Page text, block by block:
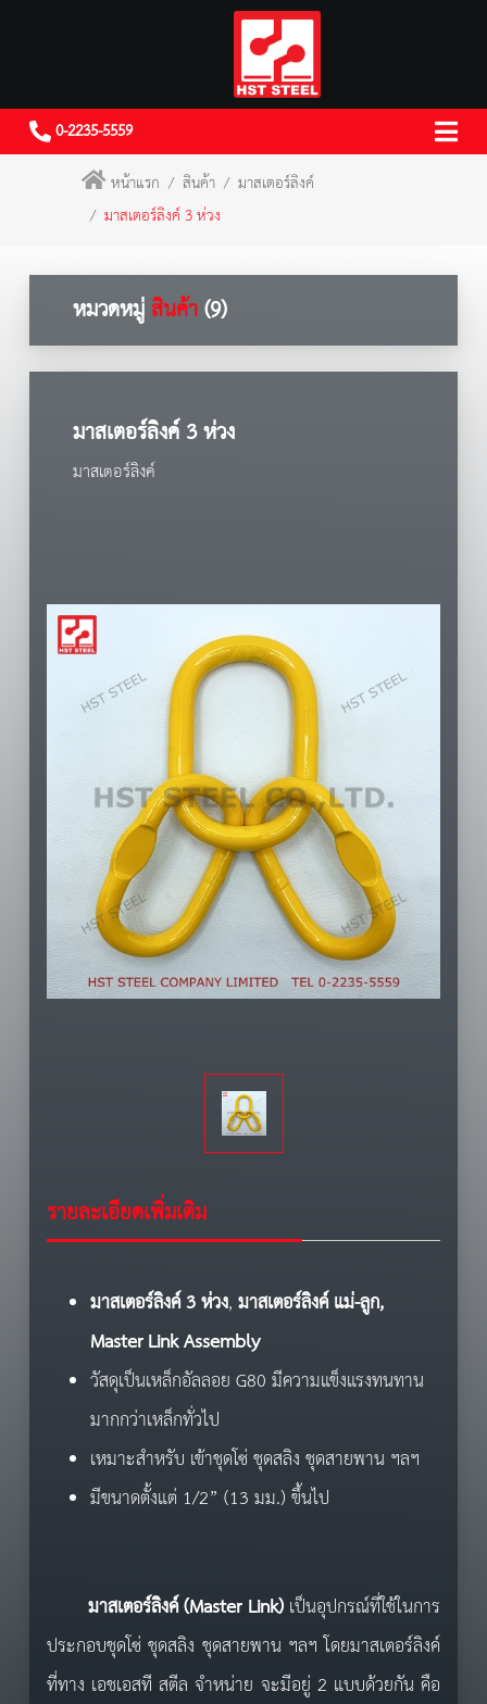
0-2235-5559
หน้าแรก
สินค้า
มาสเตอร์ลิงค์
มาสเตอร์ลิงค์ 3 ห่วง
หมวดหมู่สินค้า(9)
มาสเตอร์ลิงค์ 3 ห่วง
มาสเตอร์ลิงค์
รายละเอียดเพิ่มเติม
มาสเตอร์ลิงค์ 3 ห่วง,มาสเตอร์ลิงค์ แม่-ลูก,
Master LinkAssembly
วัสดุเป็นเหล็กอัลลอย G80 มีความแข็งแรงทนทาน
มากกว่าเหล็กทั่วไป
เหมาะสำหรับ เข้าชุดโซ่ ชุดสลิง ชุดสายพาน ฯลฯ
มีขนาดตั้งแต่ 1/2” (13 มม.) ขึ้นไป
มาสเตอร์ลิงค์ (Master Link)เป็นอุปกรณ์ที่ใช้ในการ
ประกอบชุดโซ่ ชุดสลิง ชุดสายพาน ฯลฯ โดยมาสเตอร์ลิงค์
ที่ทาง เอชเอสที สตีล จำหน่าย จะมีอยู่ 2 แบบด้วยกัน คือ